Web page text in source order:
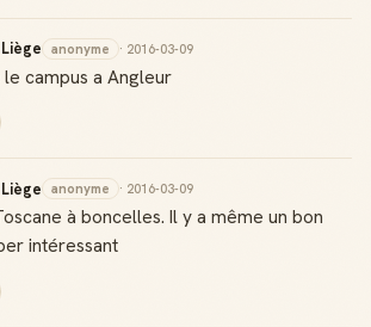
anonyme · 2016-03-09
le campus a Angleur
anonyme · 2016-03-09
à boncelles. Il y a même un bon
intéressant